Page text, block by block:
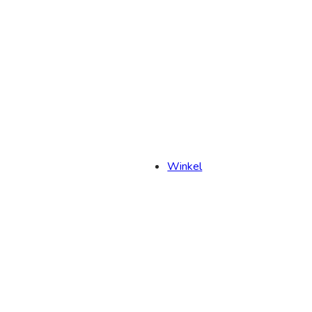
Winkel